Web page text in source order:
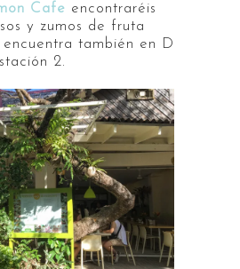
Cafe encontraréis
y zumos de fruta
encuentra también en D
2.